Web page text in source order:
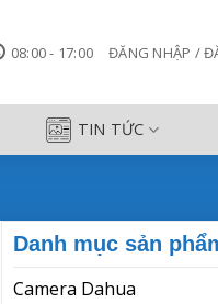
08:00 - 17:00 ĐĂNG NHẬP /
TIN TỨC
Danh mục sản
Camera Dahua